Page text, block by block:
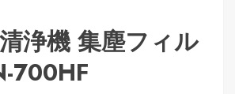
浄機 集塵フィル
700HF